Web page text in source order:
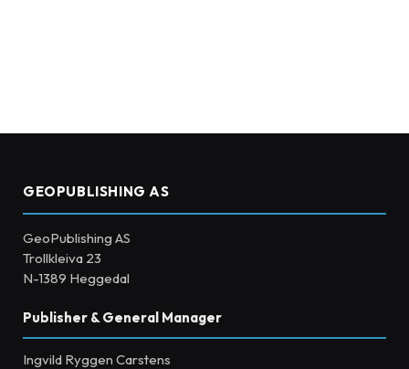
GEOPUBLISHING AS
GeoPublishing AS
Trollkleiva 23
N-1389 Heggedal
Publisher & General Manager
Ingvild Ryggen Carstens